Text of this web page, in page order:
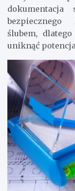
ślubem,
uniknąć